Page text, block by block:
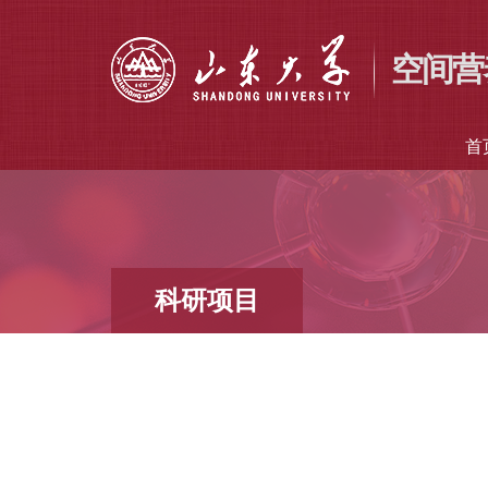
空间
首
科研项目